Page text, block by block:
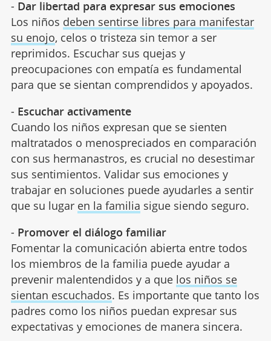
- Dar libertad para expresar sus emociones
Los niños deben sentirse libres para manifestar
su enojo, celos o tristeza sin temor a ser
reprimidos. Escuchar sus quejas y
preocupaciones con empatía es fundamental
para que se sientan comprendidos y apoyados.
- Escuchar activamente
Cuando los niños expresan que se sienten
maltratados o menospreciados en comparación
con sus hermanastros, es crucial no desestimar
sus sentimientos. Validar sus emociones y
trabajar en soluciones puede ayudarles a sentir
que su lugar en la familia sigue siendo seguro.
- Promover el diálogo familiar
Fomentar la comunicación abierta entre todos
los miembros de la familia puede ayudar a
prevenir malentendidos y a que los niños se
sientan escuchados. Es importante que tanto los
padres como los niños puedan expresar sus
expectativas y emociones de manera sincera.